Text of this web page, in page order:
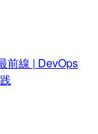
前線 | DevOps